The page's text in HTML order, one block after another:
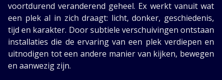
voortdurend veranderend geheel. Ex werkt vanuit wat
een plek al in zich draagt: licht, donker, geschiedenis,
tijd en karakter. Door subtiele verschuivingen ontstaan
installaties die de ervaring van een plek verdiepen en
uitnodigen tot een andere manier van kijken, bewegen
en aanwezig zijn.